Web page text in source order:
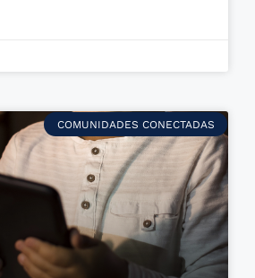
COMUNIDADES CONECTADAS